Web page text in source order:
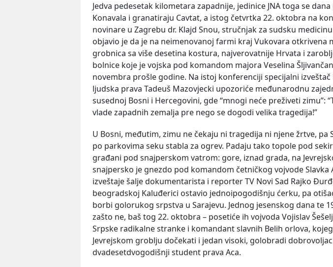
Jedva pedesetak kilometara zapadnije, jedinice JNA toga se dana
Konavala i granatiraju Cavtat, a istog četvrtka 22. oktobra na
novinare u Zagrebu dr. Klajd Snou, stručnjak za sudsku
objavio je da je na neimenovanoj farmi kraj Vukovara otkrivena
grobnica sa više desetina kostura, najverovatnije Hrvata i
bolnice koje je vojska pod komandom majora Veselina
novembra prošle godine. Na istoj konferenciji specijalni izveštač
ljudska prava Tadeuš Mazovjecki upozoriće međunarodnu
susednoj Bosni i Hercegovini, gde “mnogi neće preživeti zimu”:
vlade zapadnih zemalja pre nego se dogodi velika tragedija!”
U Bosni, međutim, zimu ne čekaju ni tragedija ni njene žrtve, pa
po parkovima seku stabla za ogrev. Padaju tako topole pod
građani pod snajperskom vatrom: gore, iznad grada, na
snajpersko je gnezdo pod komandom četničkog vojvode Slavka
izveštaje šalje dokumentarista i reporter TV Novi Sad Rajko
beogradskoj Kaluđerici ostavio jednoipogodišnju ćerku, pa
borbi golorukog srpstva u Sarajevu. Jednog jesenskog dana te
zašto ne, baš tog 22. oktobra – posetiće ih vojvoda Vojislav
Srpske radikalne stranke i komandant slavnih Belih orlova,
Jevrejskom groblju dočekati i jedan visoki, golobradi
dvadesetdvogodišnji student prava Aca.